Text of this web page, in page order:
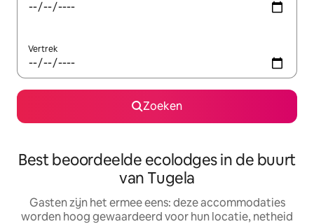
Vertrek
Zoeken
Best beoordeelde ecolodges in de buurt
van Tugela
Gasten zijn het ermee eens: deze accommodaties
worden hoog gewaardeerd voor hun locatie, netheid